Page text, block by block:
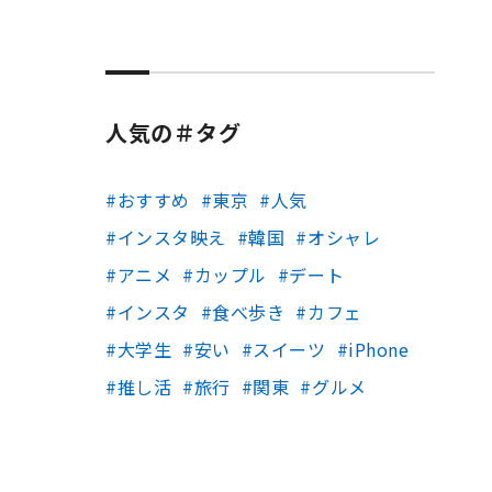
人気の＃タグ
おすすめ 東京
人気
インスタ映え
韓国
オシャレ
アニメ
カップル
デート
インスタ
食べ歩き
カフェ
大学生
安い スイーツ
iPhone
推し活
旅行 関東 グルメ